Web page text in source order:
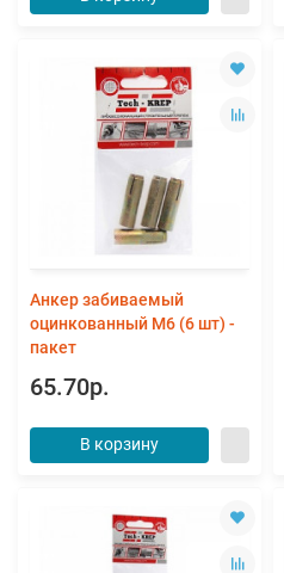
Анкер забиваемый
оцинкованный М6 (6 шт) -
пакет
65.70р.
В корзину